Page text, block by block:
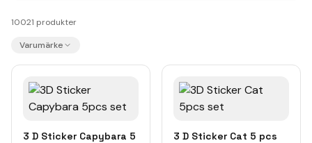
10021 produkter
Varumärke
3 D Sticker Capybara 5
3 D Sticker Cat 5 pcs